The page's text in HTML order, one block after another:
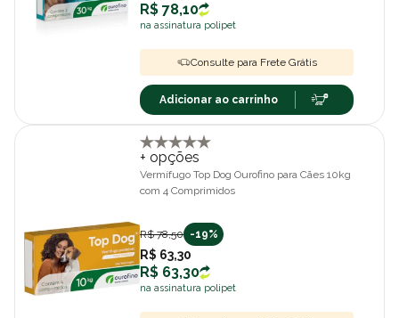
R$ 78,10
na assinatura polipet
Consulte para Frete Grátis
Adicionar ao carrinho
+ opções
Vermífugo Top Dog Ourofino para Cães 10kg
com 4 Comprimidos
R$ 78,50 -19%
R$ 63,30
R$ 63,30
na assinatura polipet